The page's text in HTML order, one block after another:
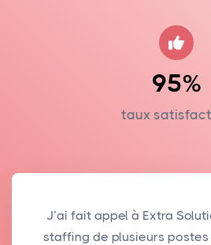
95%
taux
J’ai fait appel à Extra
staffing de plusieurs